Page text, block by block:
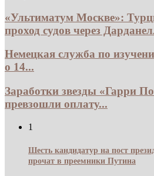
«Ультиматум Москве»:
проход судов через
Немецкая служба по
о 14...
Заработки звезды «Гарри
превзошли оплату...
1
Шесть кандидатур на пост
прочат в преемники Путина